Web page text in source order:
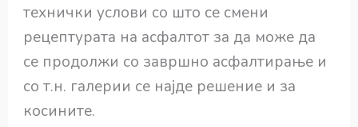
технички услови со што се смени
рецептурата на асфалтот за да може да
се продолжи со завршно асфалтирање и
со т.н. галерии се најде решение и за
косините.